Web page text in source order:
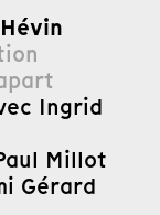
Ingrid
Millot
Gérard